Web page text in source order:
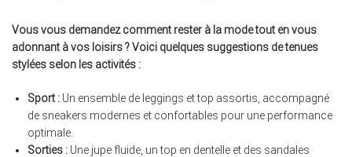
Vous vous demandez comment rester à la mode tout en vous
adonnant à vos loisirs ? Voici quelques suggestions de tenues
stylées selon les activités :
Sport : Un ensemble de leggings et top assortis, accompagné
de sneakers modernes et confortables pour une performance
optimale.
Sorties : Une jupe fluide, un top en dentelle et des sandales